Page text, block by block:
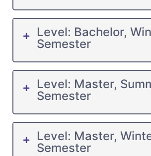
Level: Bachelor,
Semester
Level: Master,
Semester
Level: Master,
Semester